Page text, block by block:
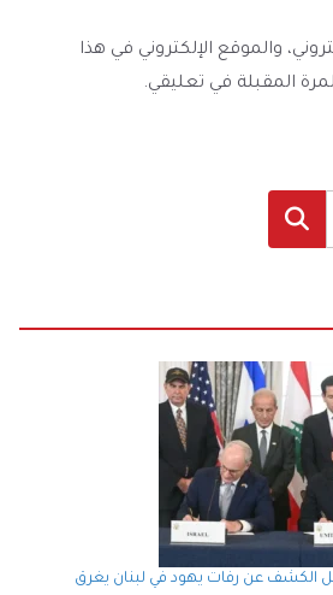
والموقع الإلكتروني في هذا
المقبلة في تعليقي.
البحث
الكشف عن رفات يهود في لبنان يغرق